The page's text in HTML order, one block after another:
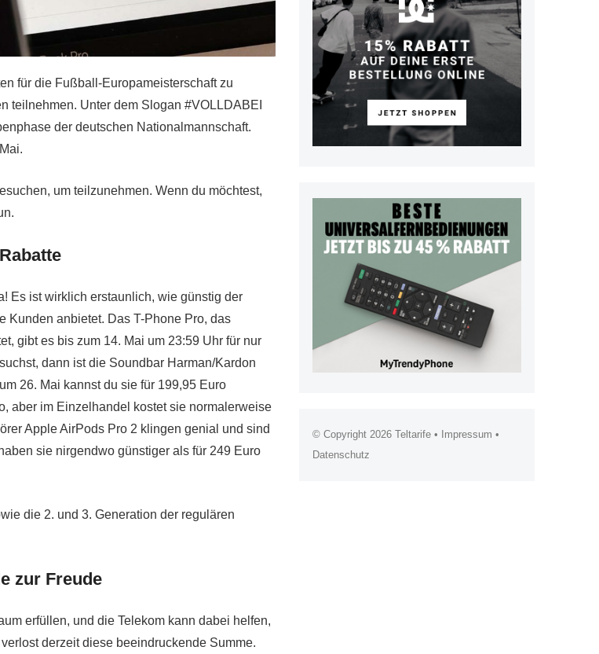
für die Fußball-Europameisterschaft zu
teilnehmen. Unter dem Slogan #VOLLDABEI
der deutschen Nationalmannschaft.
um teilzunehmen. Wenn du möchtest,
Es ist wirklich erstaunlich, wie günstig der
Kunden anbietet. Das T-Phone Pro, das
gibt es bis zum 14. Mai um 23:59 Uhr für nur
dann ist die Soundbar Harman/Kardon
26. Mai kannst du sie für 199,95 Euro
aber im Einzelhandel kostet sie normalerweise
Apple AirPods Pro 2 klingen genial und sind
sie nirgendwo günstiger als für 249 Euro
die 2. und 3. Generation der regulären
zur Freude
erfüllen, und die Telekom kann dabei helfen,
derzeit diese beeindruckende Summe.
© Copyright 2026 Teltarife • Impressum •
Datenschutz